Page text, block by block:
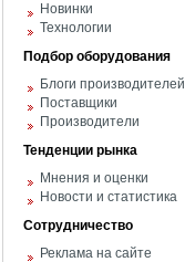
Новинки
Технологии
Подбор оборудования
Блоги производителей
Поставщики
Производители
Тенденции рынка
Мнения и оценки
Новости и статистика
Сотрудничество
Реклама на сайте